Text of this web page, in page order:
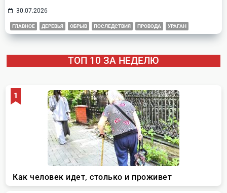
30.07.2026
ГЛАВНОЕ ДЕРЕВЬЯ ОБРЫВ ПОСЛЕДСТВИЯ ПРОВОДА УРАГАН
ТОП 10 ЗА НЕДЕЛЮ